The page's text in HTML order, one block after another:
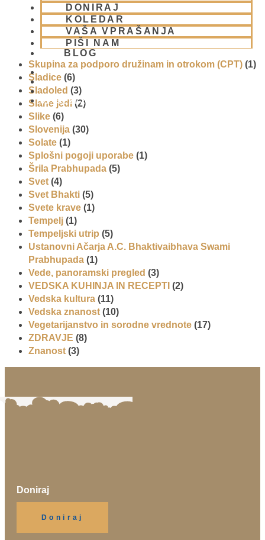
DONIRAJ
KOLEDAR
VAŠA VPRAŠANJA
PIŠI NAM
BLOG
01 431 21 24
Priti Vardhana das(1)
Promocija in izobrazevanje(3)
Reportaže(6)
SEMINARJI IN TEČAJ(5)
Skupina za podporo družinam in otrokom (CPT) (1)
Sladice (6)
Sladoled (3)
Slane jedi (2)
Slike (6)
Slovenija (30)
Solate (1)
Splošni pogoji uporabe (1)
Šrila Prabhupada (5)
Svet (4)
Svet Bhakti (5)
Svete krave (1)
Tempelj (1)
Tempeljski utrip (5)
Ustanovni Ačarja A.C. Bhaktivaibhava Swami
Prabhupada (1)
Vede, panoramski pregled (3)
VEDSKA KUHINJA IN RECEPTI (2)
Vedska kultura (11)
Vedska znanost (10)
Vegetarijanstvo in sorodne vrednote (17)
ZDRAVJE (8)
Znanost (3)
Doniraj
Doniraj